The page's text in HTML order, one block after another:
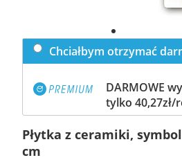
Chciałbym otrzymać
DARMOWE
tylko 40,27zł/
Płytka z ceramiki,
cm